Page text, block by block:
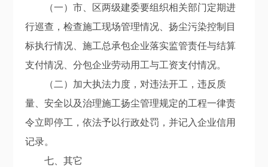
（一）市、区两级建委要组织相关部门定期进
行巡查，检查施工现场管理情况、扬尘污染控制目
标执行情况、施工总承包企业落实监管责任与结算
支付情况、分包企业劳动用工与工资支付情况。
（二）加大执法力度，对违法开工，违反质
量、安全以及治理施工扬尘管理规定的工程一律责
令立即停工，依法予以行政处罚，并记入企业信用
记录。
七、其它